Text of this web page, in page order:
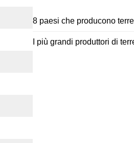
8 paesi che producono
I più grandi produttori di